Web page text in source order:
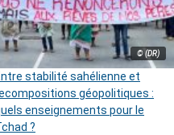
© (DR)
stabilité sahélienne et
géopolitiques :
enseignements pour le
?